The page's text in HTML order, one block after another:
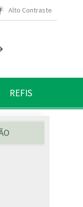
Alto Contraste
REFIS